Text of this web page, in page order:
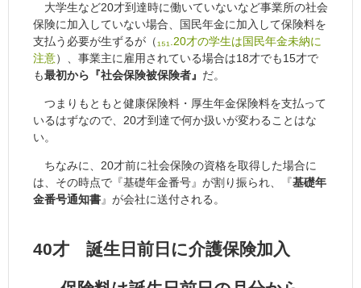
大学生など20才到達時に働いていないなど事業所の社会
保険に加入していない場合、国民年金に加入して保険料を
支払う必要が生ずるが（₁₅₁.20才の学生は国民年金未納に
注意）、事業主に雇用されている場合は18才でも15才で
も最初から『社会保険被保険者』 だ。
つまりもともと健康保険料・厚生年金保険料を支払って
いるはずなので、20才到達で何か扱いが変わることはな
い。
ちなみに、20才前に社会保険の資格を取得した場合に
は、その時点で『基礎年金番号』が割り振られ、『基礎年
金番号通知書』が会社に送付される。
40才 誕生日前日に介護保険加入